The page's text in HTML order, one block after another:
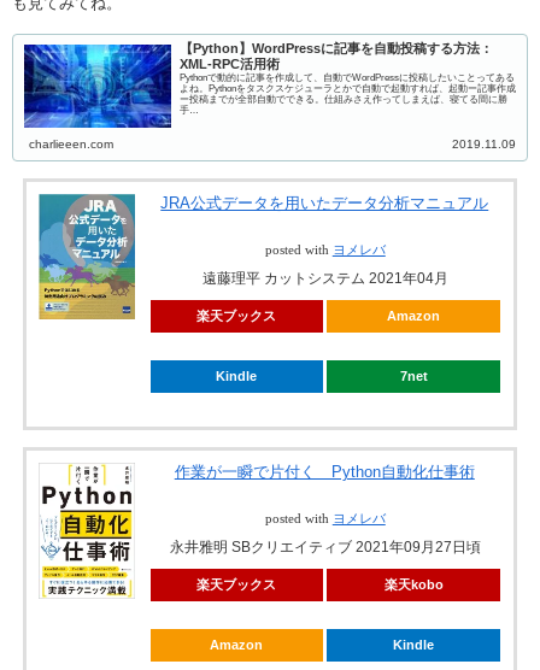
【Python】WordPressに記事を自動投稿する方法：
XML-RPC活用術
Pythonで動的に記事を作成して、自動でWordPressに投稿したいことってある
よね。Pythonをタスクスケジューラとかで自動で起動すれば、起動ー記事作成
ー投稿までが全部自動でできる。仕組みさえ作ってしまえば、寝てる間に勝
手…
charlieeen.com 2019.11.09
JRA公式データを用いたデータ分析マニュアル
posted with ヨメレバ
遠藤理平 カットシステム 2021年04月
楽天ブックス Amazon
Kindle 7net
作業が一瞬で片付く Python自動化仕事術
posted with ヨメレバ
永井雅明 SBクリエイティブ 2021年09月27日頃
楽天ブックス 楽天kobo
Amazon Kindle